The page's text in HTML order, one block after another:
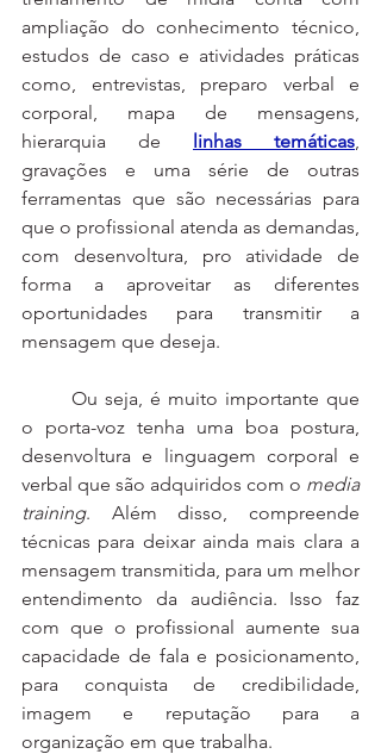
ampliação do conhecimento técnico,
estudos de caso e atividades práticas
como, entrevistas, preparo verbal e
corporal, mapa de mensagens,
hierarquia de linhas temáticas
gravações e uma série de outras
ferramentas que são necessárias para
que o profissional atenda as demandas,
com desenvoltura, pro atividade de
forma a aproveitar as diferentes
oportunidades para transmitir a
mensagem que deseja.
o porta-voz tenha uma boa postura,
desenvoltura e linguagem corporal e
verbal que são adquiridos com o media
training. Além disso, compreende
técnicas para deixar ainda mais clara a
mensagem transmitida, para um melhor
entendimento da audiência. Isso faz
com que o profissional aumente sua
capacidade de fala e posicionamento,
para conquista de credibilidade,
imagem e reputação para a
organização em que trabalha.